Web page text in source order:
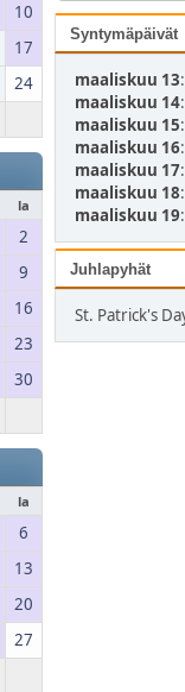
10
17
24
la
2
9
16
23
30
la
6
13
20
27
Syntymäpäivät
maaliskuu 13:
maaliskuu 14:
maaliskuu 15:
maaliskuu 16:
maaliskuu 17:
maaliskuu 18:
maaliskuu 19:
Juhlapyhät
St. Patrick's